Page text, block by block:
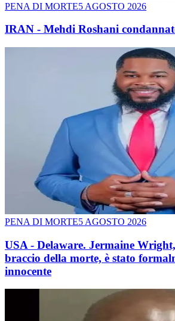
PENA DI MORTE5 AGOSTO 2026
IRAN - Mehdi Roshani
PENA DI MORTE5 AGOSTO 2026
USA - Delaware. Jermaine
braccio della morte, è stato
innocente